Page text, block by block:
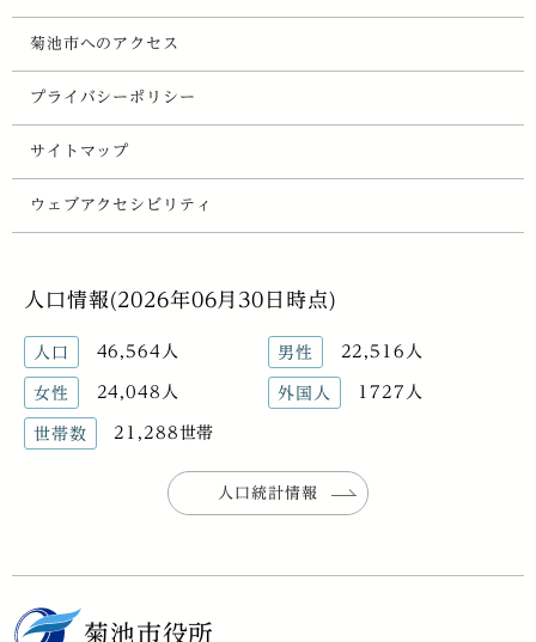
菊池市へのアクセス
プライバシーポリシー
サイトマップ
ウェブアクセシビリティ
人口情報(2026年06月30日時点)
人口 46,564人 男性 22,516人
女性 24,048人 外国人 1727人
世帯数 21,288世帯
人口統計情報
菊池市役所